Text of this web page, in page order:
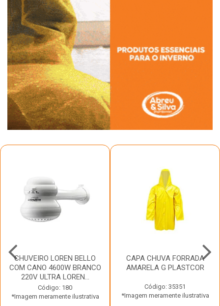
CHUVEIRO LOREN BELLO
COM CANO 4600W BRANCO
220V ULTRA LOREN...
Código: 180
*Imagem meramente ilustrativa
CAPA CHUVA FORRADA
AMARELA G PLASTCOR
Código: 35351
*Imagem meramente ilustrativa